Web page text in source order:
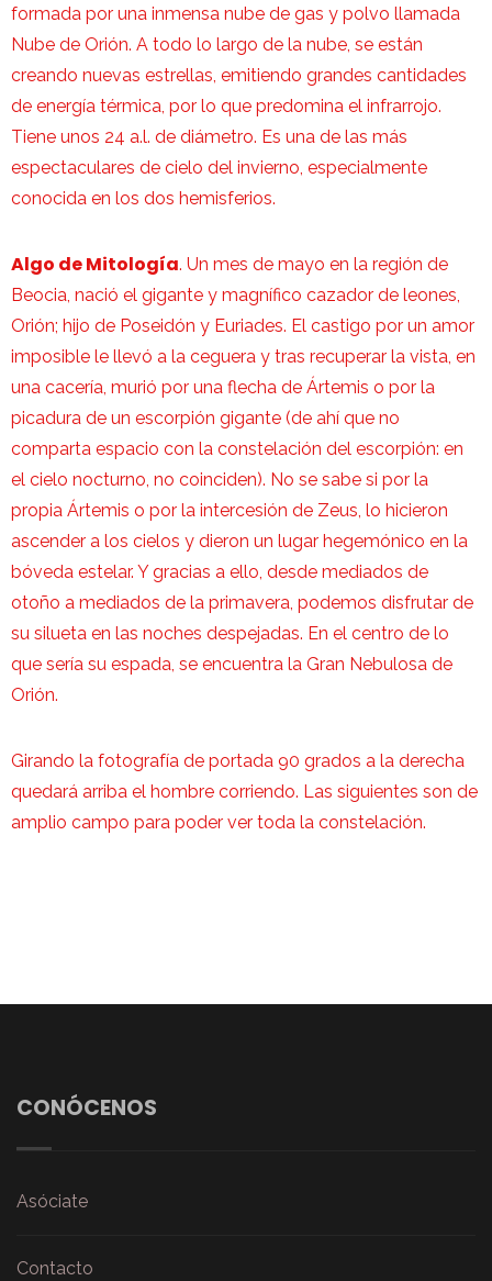
formada por una inmensa nube de gas y polvo llamada
Nube de Orión. A todo lo largo de la nube, se están
creando nuevas estrellas, emitiendo grandes cantidades
de energía térmica, por lo que predomina el infrarrojo.
Tiene unos 24 a.l. de diámetro. Es una de las más
espectaculares de cielo del invierno, especialmente
conocida en los dos hemisferios.
Algo de Mitología. Un mes de mayo en la región de
Beocia, nació el gigante y magnífico cazador de leones,
Orión; hijo de Poseidón y Euriades. El castigo por un amor
imposible le llevó a la ceguera y tras recuperar la vista, en
una cacería, murió por una flecha de Ártemis o por la
picadura de un escorpión gigante (de ahí que no
comparta espacio con la constelación del escorpión: en
el cielo nocturno, no coinciden). No se sabe si por la
propia Ártemis o por la intercesión de Zeus, lo hicieron
ascender a los cielos y dieron un lugar hegemónico en la
bóveda estelar. Y gracias a ello, desde mediados de
otoño a mediados de la primavera, podemos disfrutar de
su silueta en las noches despejadas. En el centro de lo
que sería su espada, se encuentra la Gran Nebulosa de
Orión.
Girando la fotografía de portada 90 grados a la derecha
quedará arriba el hombre corriendo. Las siguientes son de
amplio campo para poder ver toda la constelación.
CONÓCENOS
Asóciate
Contacto